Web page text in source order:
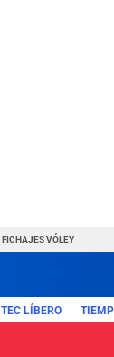
FICHAJES VÓLEY
TEC LÍBERO